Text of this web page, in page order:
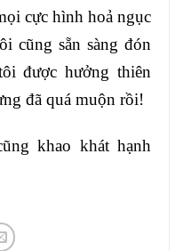
cực hình hoả ngục
cũng sẵn sàng đón
được hưởng thiên
đã quá muộn rồi!
khao khát hạnh